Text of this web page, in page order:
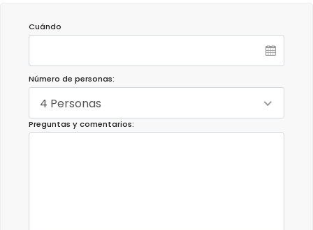
Cuándo
Número de personas:
4 Personas
Preguntas y comentarios: